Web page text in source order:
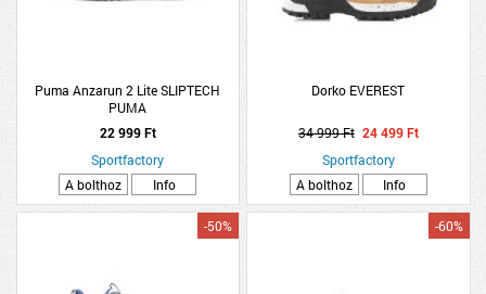
Puma Anzarun 2 Lite SLIPTECH
PUMA
22 999 Ft
Sportfactory
A bolthoz
Info
Dorko EVEREST
34 999 Ft 24 499 Ft
Sportfactory
A bolthoz
Info
-50% -60%